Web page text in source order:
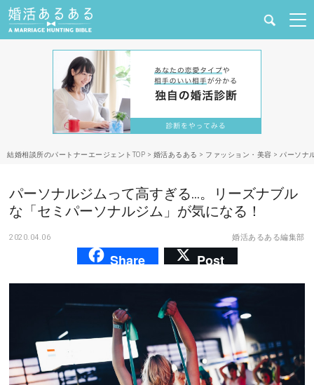
婚活と結婚
恋愛の悩み
合コン・街コン
マッチングアプリ
その他
結婚相談所のパートナーエージェントTOP > 婚活あるある > ファッション・美容 > パーソナ
パーソナルジムって高すぎる…。リーズナブル
な「セミパーソナルジム」が気になる！
2020.04.06 婚活あるある編集部
Share Post